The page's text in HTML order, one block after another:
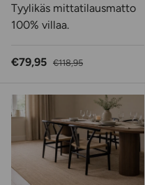
Tyylikäs mittatilausmatto
100% villaa.
Alennushinta
€79,95 Normaalihinta
€118,95